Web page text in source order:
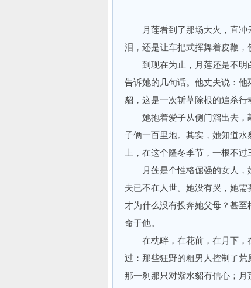
月莲看到了那场大火，直冲
泪，还是让车把式挥舞着皮鞭，
到现在为止，月莲还是不明
告诉她的几句话。他丈夫说：
貂，这是一次斩草除根的追杀行
她抱着爱子从侧门溜出去，
子俩一百里地。其实，她知道
上，在这个隆冬季节，一根不
月莲是个性格倔强的女人，
夫已不在人世。她没有哭，她
才为什么没有投奔她父母？甚
命于他。
在枕畔，在花前，在月下，
过：那些狂野的粗男人控制了
那一刹那只对紫水貂有信心；